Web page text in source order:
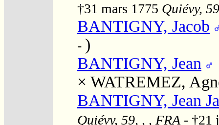
†31 mars 1775 Quiévy,
BANTIGNY, Jacob
- )
BANTIGNY, Jean
× WATREMEZ,
BANTIGNY, Jean
Quiévy, 59, , , FRA - †21